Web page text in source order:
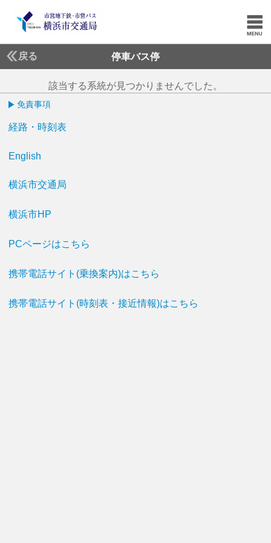
戻る 停車バス停
該当する系統が見つかりませんでした。
免責事項
経路・時刻表
English
横浜市交通局
横浜市HP
PCページはこちら
携帯電話サイト(乗換案内)はこちら
携帯電話サイト(時刻表・接近情報)はこちら